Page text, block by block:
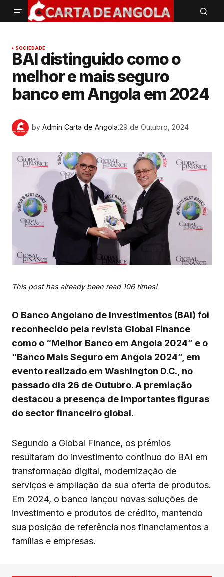
SOCIEDADE
BAI distinguido como o
melhor e mais seguro
banco em Angola em 2024
by Admin Carta de Angola.29 de Outubro, 2024
This post has already been read 106 times!
O Banco Angolano de Investimentos (BAI) foi
reconhecido pela revista Global Finance
como o “Melhor Banco em Angola 2024” e o
“Banco Mais Seguro em Angola 2024”, em
evento realizado em Washington D.C., no
passado dia 26 de Outubro. A premiação
destacou a presença de importantes figuras
do sector financeiro global.
Segundo a Global Finance, os prémios
resultaram do investimento contínuo do BAI em
transformação digital, modernização de
serviços e ampliação da sua oferta de produtos.
Em 2024, o banco lançou novas soluções de
investimento e produtos de crédito, mantendo
sua posição de referência nos financiamentos a
famílias e empresas.